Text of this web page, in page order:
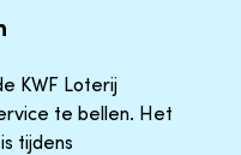
KWF Loterij
te bellen. Het
tijdens